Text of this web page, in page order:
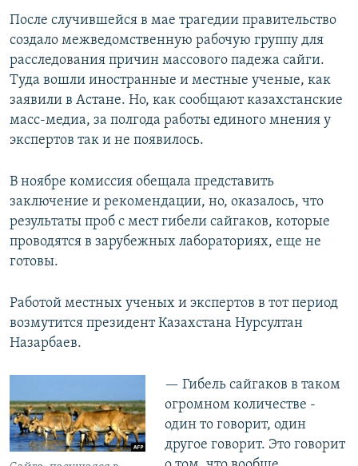
После случившейся в мае трагедии правительство
создало межведомственную рабочую группу для
расследования причин массового падежа сайги.
Туда вошли иностранные и местные ученые, как
заявили в Астане. Но, как сообщают казахстанские
масс-медиа, за полгода работы единого мнения у
экспертов так и не появилось.
В ноябре комиссия обещала представить
заключение и рекомендации, но, оказалось, что
результаты проб с мест гибели сайгаков, которые
проводятся в зарубежных лабораториях, еще не
готовы.
Работой местных ученых и экспертов в тот период
возмутится президент Казахстана Нурсултан
Назарбаев.
— Гибель сайгаков в таком
огромном количестве -
один то говорит, один
другое говорит. Это говорит